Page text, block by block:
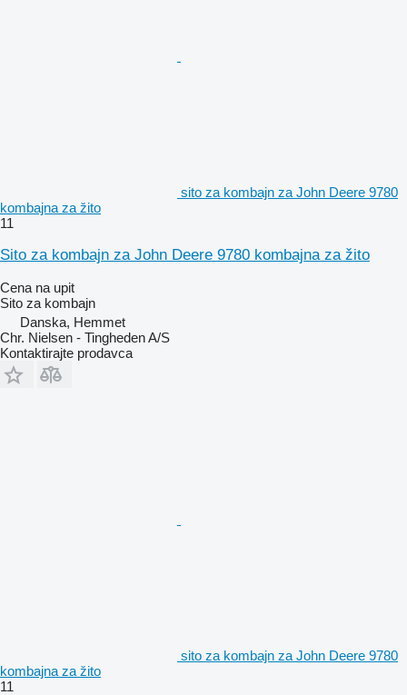
sito za kombajn za John Deere 9780
kombajna za žito
11
Sito za kombajn za John Deere 9780 kombajna za žito
Cena na upit
Sito za kombajn
Danska, Hemmet
Chr. Nielsen - Tingheden A/S
Kontaktirajte prodavca
sito za kombajn za John Deere 9780
kombajna za žito
11